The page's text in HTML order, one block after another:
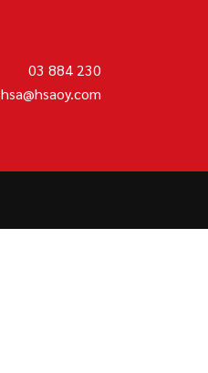
03 884 230
hsa@hsaoy.com